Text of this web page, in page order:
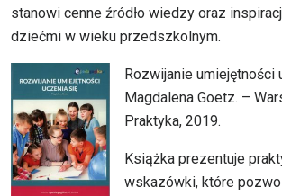
stanowi cenne źródło wiedzy oraz
dziećmi w wieku przedszkolnym.
Rozwijanie umiejętności
Magdalena Goetz. –
Praktyka, 2019.
Książka prezentuje
wskazówki, które